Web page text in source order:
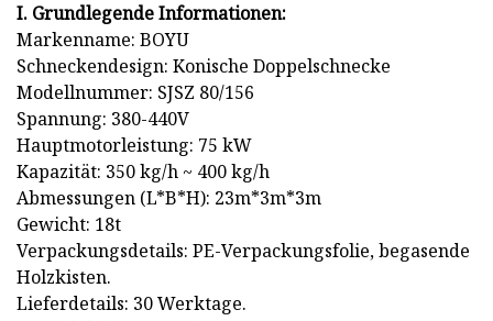
I. Grundlegende Informationen:
Markenname: BOYU
Schneckendesign: Konische Doppelschnecke
Modellnummer: SJSZ 80/156
Spannung: 380-440V
Hauptmotorleistung: 75 kW
Kapazität: 350 kg/h ~ 400 kg/h
Abmessungen (L*B*H): 23m*3m*3m
Gewicht: 18t
Verpackungsdetails: PE-Verpackungsfolie, begasende
Holzkisten.
Lieferdetails: 30 Werktage.